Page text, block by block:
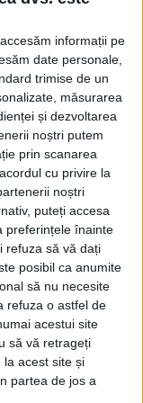
informații pe
date personale,
trimise de un
măsurarea
și dezvoltarea
noștri putem
prin scanarea
cu privire la
noștri
puteți accesa
preferințele înainte
refuza să vă dați
posibil ca anumite
să nu necesite
refuza o astfel de
acestui site
să vă retrageți
acest site și
partea de jos a
din
.